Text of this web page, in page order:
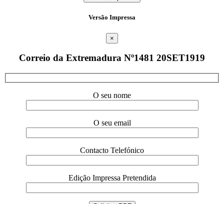
Versão Impressa
×
Correio da Extremadura Nº1481 20SET1919
O seu nome
O seu email
Contacto Telefónico
Edição Impressa Pretendida